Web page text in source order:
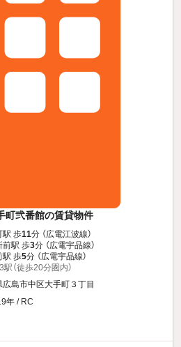
町弐番館の賃貸物件
駅 歩11分 （広電江波線）
前駅 歩3分 （広電宇品線）
駅 歩5分 （広電宇品線）
（徒歩20分圏内）
広島市中区大手町３丁目
年 / RC